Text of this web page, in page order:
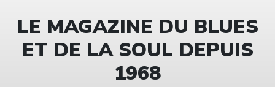
LE MAGAZINE DU BLUES
ET DE LA SOUL DEPUIS
1968